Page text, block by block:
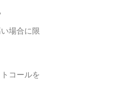
場合に限
コールを